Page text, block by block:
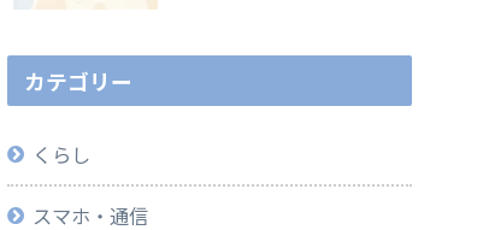
カテゴリー
くらし
スマホ・通信